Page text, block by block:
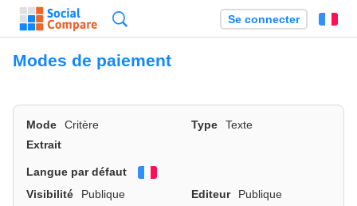
Se connecter
Modes de paiement
Mode Critère Type
Texte
Extrait
Langue par défaut
Visibilité
Publique Editeur
Publique